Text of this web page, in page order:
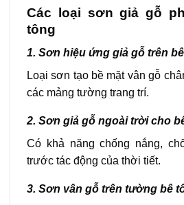
Các loại sơn giả gỗ
tông
1. Sơn hiệu ứng giả gỗ trên
Loại sơn tạo bề mặt vân gỗ
các mảng tường trang trí.
2. Sơn giả gỗ ngoài trời cho
Có khả năng chống nắng,
trước tác động của thời tiết.
3. Sơn vân gỗ trên tường bê